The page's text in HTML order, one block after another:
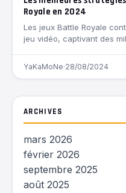
Royale en 2024
Les jeux Battle Royale
jeu vidéo, captivant des
YaKaMoNe·28/08/2024
ARCHIVES
mars 2026
février 2026
septembre 2025
août 2025